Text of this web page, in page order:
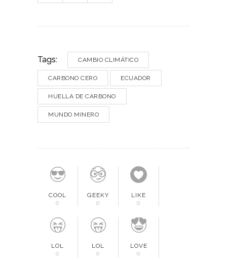
Tags: CAMBIO CLIMÁTICO
CARBONO CERO ECUADOR
HUELLA DE CARBONO
MUNDO MINERO
COOL
0
GEEKY
0
LIKE
0
LOL
0
LOL
0
LOVE
0